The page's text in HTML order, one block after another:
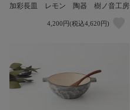
加彩長皿 レモン 陶器 樹ノ音工房
4,200円(税込4,620円)